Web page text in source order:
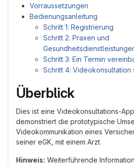
Vorraussetzungen
Bedienungsanleitung
Schritt 1: Registrierung
Schritt 2: Praxen und
Schritt 3: Ein Termin
Schritt 4: Videokonsultation
Überblick
Dies ist eine Videokonsultations-
demonstriert die prototypische
Videokommunikation eines
seiner eGK, mit einem Arzt.
Hinweis: Weiterführende